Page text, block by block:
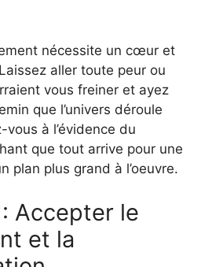
nécessite un cœur et
aller toute peur ou
vous freiner et ayez
que l’univers déroule
à l’évidence du
que tout arrive pour une
plan plus grand à l’oeuvre.
Accepter le
et la